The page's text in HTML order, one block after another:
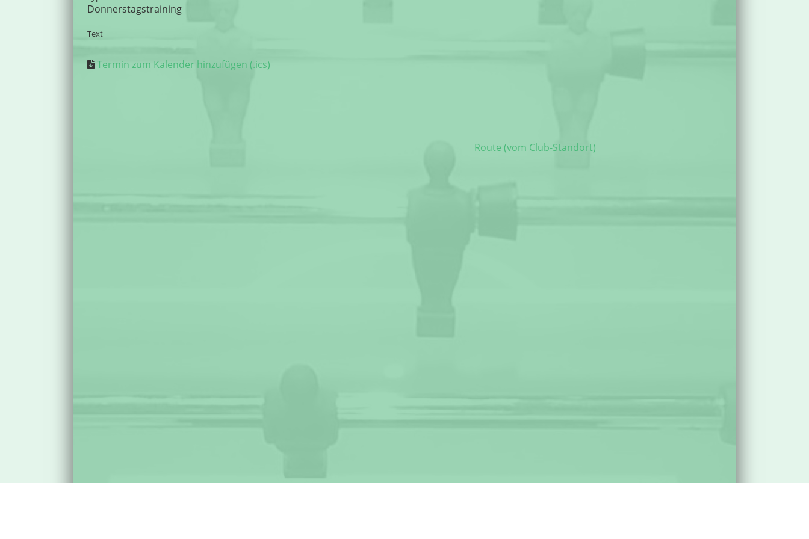
Donnerstagstraining
Text
Termin zum Kalender hinzufügen (.ics)
Route (vom Club-Standort)